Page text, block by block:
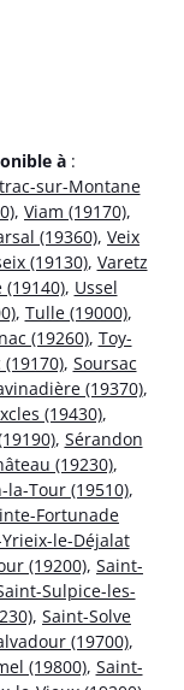
à :
sur-Montane
, Viam (19170),
(19360), Veix
(19130), Varetz
(19140), Ussel
, Tulle (19000),
(19260), Toy-
, Soursac
(19370),
(19430),
, Sérandon
(19230),
la-Tour (19510),
Fortunade
le-Déjalat
(19200), Saint-
Sulpice-les-
, Saint-Solve
(19700),
(19800), Saint-